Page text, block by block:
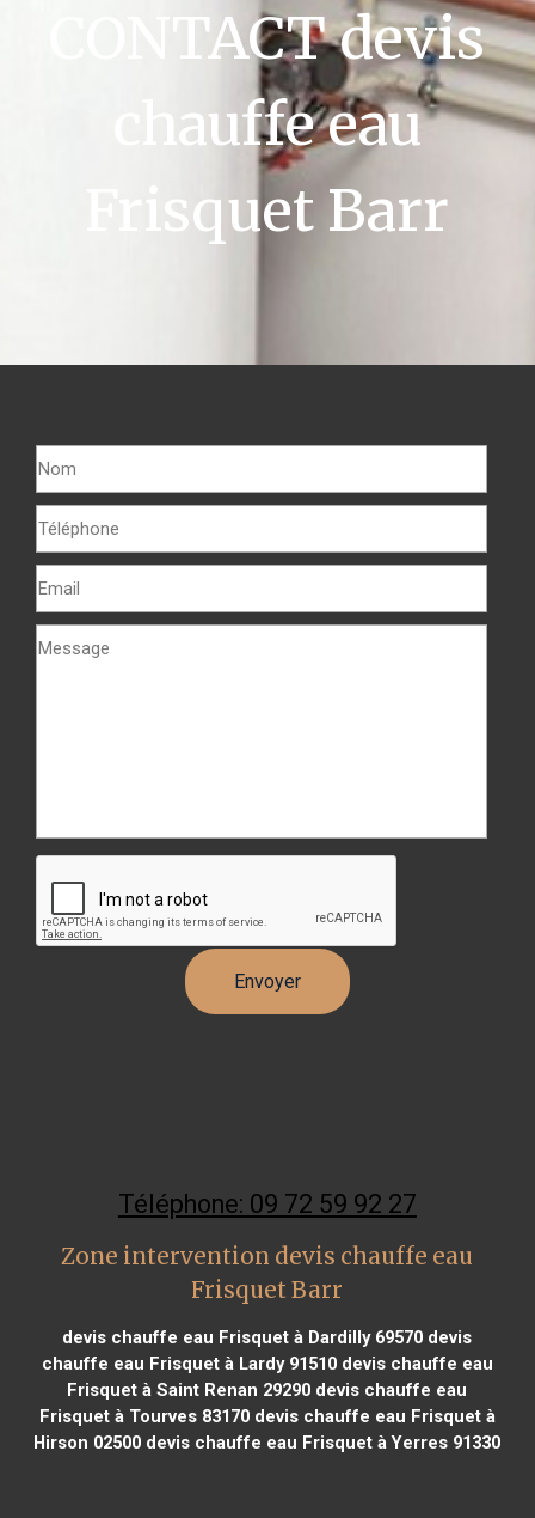
CONTACT devis
chauffe eau
Frisquet Barr
Téléphone: 09 72 59 92 27
Zone intervention devis chauffe eau
Frisquet Barr
devis chauffe eau Frisquet à Dardilly 69570 devis
chauffe eau Frisquet à Lardy 91510devis chauffe eau
Frisquet à Saint Renan 29290 devis chauffe eau
Frisquet à Tourves 83170devis chauffe eau Frisquet à
Hirson 02500 devis chauffe eau Frisquet à Yerres 91330